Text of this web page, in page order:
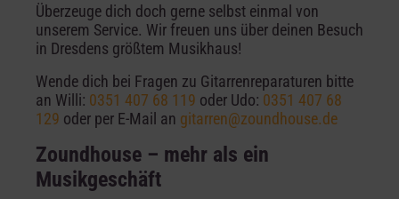
Überzeuge dich doch gerne selbst einmal von
unserem Service. Wir freuen uns über deinen Besuch
in Dresdens größtem Musikhaus!
Wende dich bei Fragen zu Gitarrenreparaturen bitte
an Willi: 0351 407 68 119 oder Udo: 0351 407 68
129 oder per E-Mail an gitarren@zoundhouse.de
Zoundhouse – mehr als ein
Musikgeschäft